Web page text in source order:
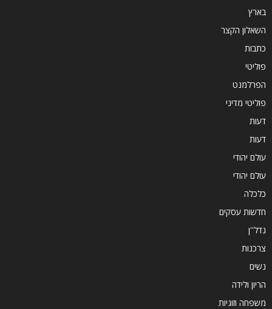
בארץ
השאלון הקצר
כתבות
פוליטי
הפרלמנט
פוליטי מדיני
דעות
דעות
עולם יהודי
עולם יהודי
כלכלה
חדשות עסקים
נדל''ן
צרכנות
נשים
הריון ולידה
משפחה וזוגיות